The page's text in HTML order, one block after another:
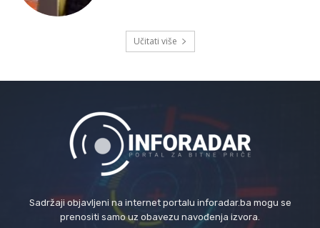
Učitati više
Sadržaji objavljeni na internet portalu inforadar.ba mogu se
prenositi samo uz obavezu navođenja izvora.